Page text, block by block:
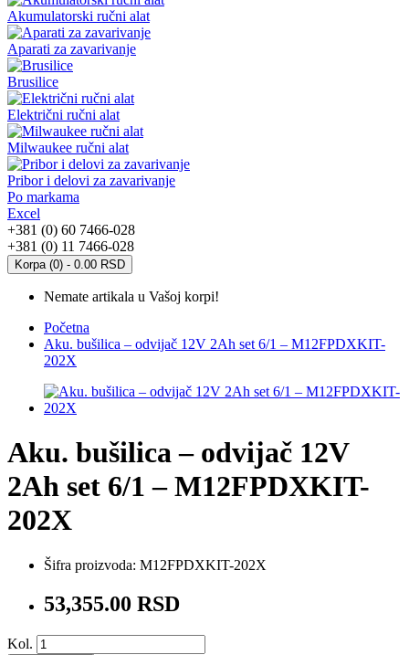
Akumulatorski ručni alat
Aparati za zavarivanje
Brusilice
Električni ručni alat
Milwaukee ručni alat
Pribor i delovi za zavarivanje
Po markama
Excel
+381 (0) 60 7466-028
+381 (0) 11 7466-028
Korpa (0) - 0.00 RSD
Nemate artikala u Vašoj korpi!
Početna
Aku. bušilica – odvijač 12V 2Ah set 6/1 – M12FPDXKIT-
202X
Aku. bušilica – odvijač 12V
2Ah set 6/1 – M12FPDXKIT-
202X
Šifra proizvoda: M12FPDXKIT-202X
53,355.00 RSD
Kol.